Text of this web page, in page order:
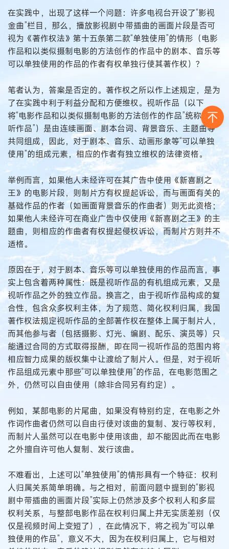
在实践中，出现了这样一个问题：许多电视台开设了“影视
金曲”栏目，那么，播放影视剧中带插曲的画面片段是否可
视为《著作权法》第十五条第二款“单独使用”的情形（电影
作品和以类似摄制电影的方法创作的作品中的剧本、音乐等
可以单独使用的作品的作者有权单独行使其著作权）？
笔者认为，答案是否定的。著作权之所以作上述规定，是为
了在实践中利于利益分配和方便维权。视听作品（以下
将“电影作品和以类似摄制电影的方法创作的作品”统称为“视
听作品”）是由连续画面、剧本台词、背景音乐、主题曲等
共同组成，因此，对于剧本、音乐、动画形象等“可以单独
使用”的组成元素，相应的作者有独立维权的法律资格。
举例而言，如果他人未经许可在其广告中使用《新喜剧之
王》的电影片段，则制片方有权提起诉讼，而与画面有关的
基础作品的作者（如画面背景音乐的作曲者）则无此资格；
如果他人未经许可在商业广告中仅使用《新喜剧之王》的主
题曲，则相应的作曲者有权提起侵权诉讼，而制片方则并不
适格。
原因在于，对于剧本、音乐等可以单独使用的作品而言，事
实上包含着两种属性：既是视听作品的有机组成元素，又是
视听作品之外的独立作品。换言之，由于视听作品构成的复
合性，包含众多权利主体，为了规范、简化权利归属，我国
著作权法规定视听作品的全部著作权在整体上属于制片人，
而其他参与者（包括摄影、灯光、编剧、配乐、演员等）只
能通过合同的方式取得报酬，即在同一视听作品的范围内将
相应智力成果的版权集中让渡给了制片人。但是，对于视听
作品组成元素中那些“可以单独使用”的作品，在电影范围之
外，仍然可以自由使用（除非合同另有约定）。
例如，某部电影的片尾曲，如果没有特别约定，在电影之外
作词作曲者仍然可以自由行使对该曲的复制、发行等权利，
而制片人虽然可以在电影中使用该曲，却不能因此而在电影
之外擅自许可他人复制、发行该曲。
不难看出，上述可以“单独使用”的情形具有一个特征：权利
人归属关系简单明确。与之相对，前面问题中提到的“影视
剧中带插曲的画面片段”实际上仍然涉及多个权利人和多层
权利关系，与整部电影作品在权利归属上并无实质差别（仅
仅是视频时间上变短了），在此情况下，将之视为“可以单
独使用的作品”，意义不大，因为在权利归属上，它与相对